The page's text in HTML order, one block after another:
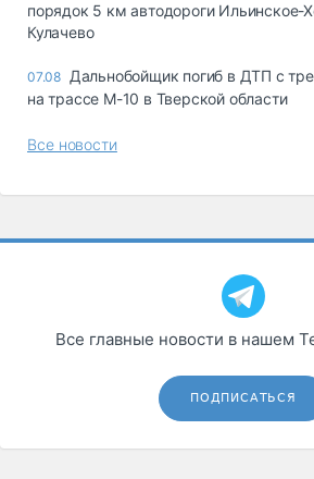
порядок 5 км автодороги Ильинское-
Кулачево
07.08 Дальнобойщик погиб в ДТП с
на трассе М-10 в Тверской области
Все новости
Все главные новости в нашем
ПОДПИСАТЬСЯ